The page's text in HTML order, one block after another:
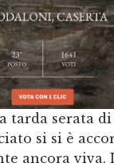
tarda serata
si si è
ancora viva.